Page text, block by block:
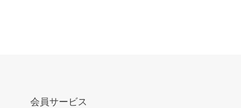
会員サービス